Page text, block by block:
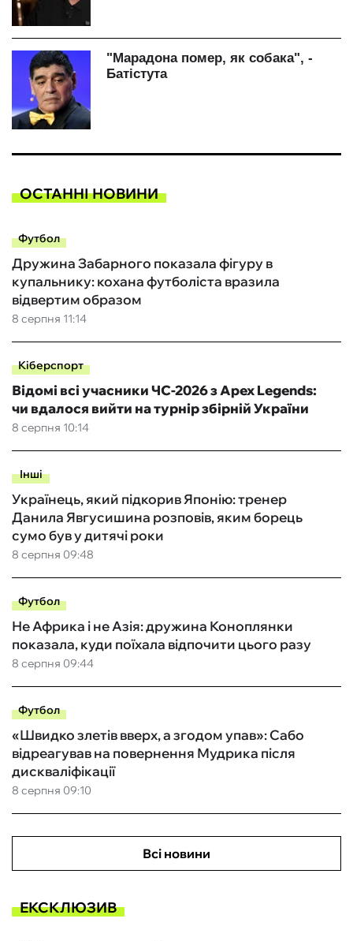
ОСТАННІ НОВИНИ
Футбол
8 серпня 11:14
Дружина Забарного показала фігуру в
купальнику: кохана футболіста вразила
відвертим образом
Кіберспорт
8 серпня 10:14
Відомі всі учасники ЧС-2026 з Apex Legends:
чи вдалося вийти на турнір збірній України
Інші
8 серпня 09:48
Українець, який підкорив Японію: тренер
Данила Явгусишина розповів, яким борець
сумо був у дитячі роки
Футбол
8 серпня 09:44
Не Африка і не Азія: дружина Коноплянки
показала, куди поїхала відпочити цього разу
Футбол
8 серпня 09:10
«Швидко злетів вверх, а згодом упав»: Сабо
відреагував на повернення Мудрика після
дискваліфікації
Всі новини
ЕКСКЛЮЗИВ